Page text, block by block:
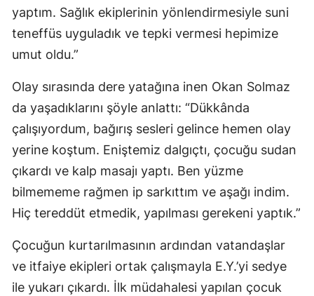
yaptım. Sağlık ekiplerinin yönlendirmesiyle suni
teneffüs uyguladık ve tepki vermesi hepimize
umut oldu.”
Olay sırasında dere yatağına inen Okan Solmaz
da yaşadıklarını şöyle anlattı: “Dükkânda
çalışıyordum, bağırış sesleri gelince hemen olay
yerine koştum. Eniştemiz dalgıçtı, çocuğu sudan
çıkardı ve kalp masajı yaptı. Ben yüzme
bilmememe rağmen ip sarkıttım ve aşağı indim.
Hiç tereddüt etmedik, yapılması gerekeni yaptık.”
Çocuğun kurtarılmasının ardından vatandaşlar
ve itfaiye ekipleri ortak çalışmayla E.Y.’yi sedye
ile yukarı çıkardı. İlk müdahalesi yapılan çocuk